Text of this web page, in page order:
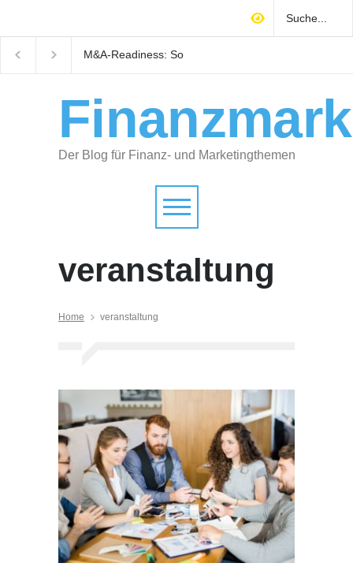
M&A-Readiness: So
Der Blog für Finanz- und Marketingthemen
veranstaltung
Home veranstaltung